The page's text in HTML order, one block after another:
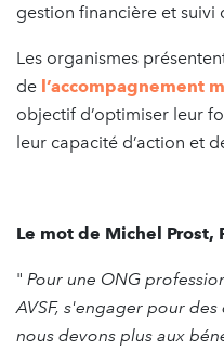
gestion financière et suivi
Les organismes
de l’accompagnement
objectif d’optimiser leur
leur capacité d’action et
Le mot de Michel Prost,
" Pour une ONG
AVSF, s'engager pour
nous devons plus aux